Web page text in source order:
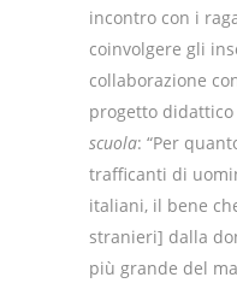
incontro con i
coinvolgere gli
collaborazione
progetto didattico
scuola: “Per
trafficanti di
italiani, il bene
stranieri] dalla
più grande del